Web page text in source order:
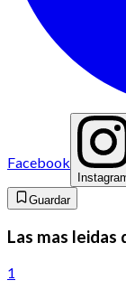
Facebook
Guardar
Las mas leidas
1